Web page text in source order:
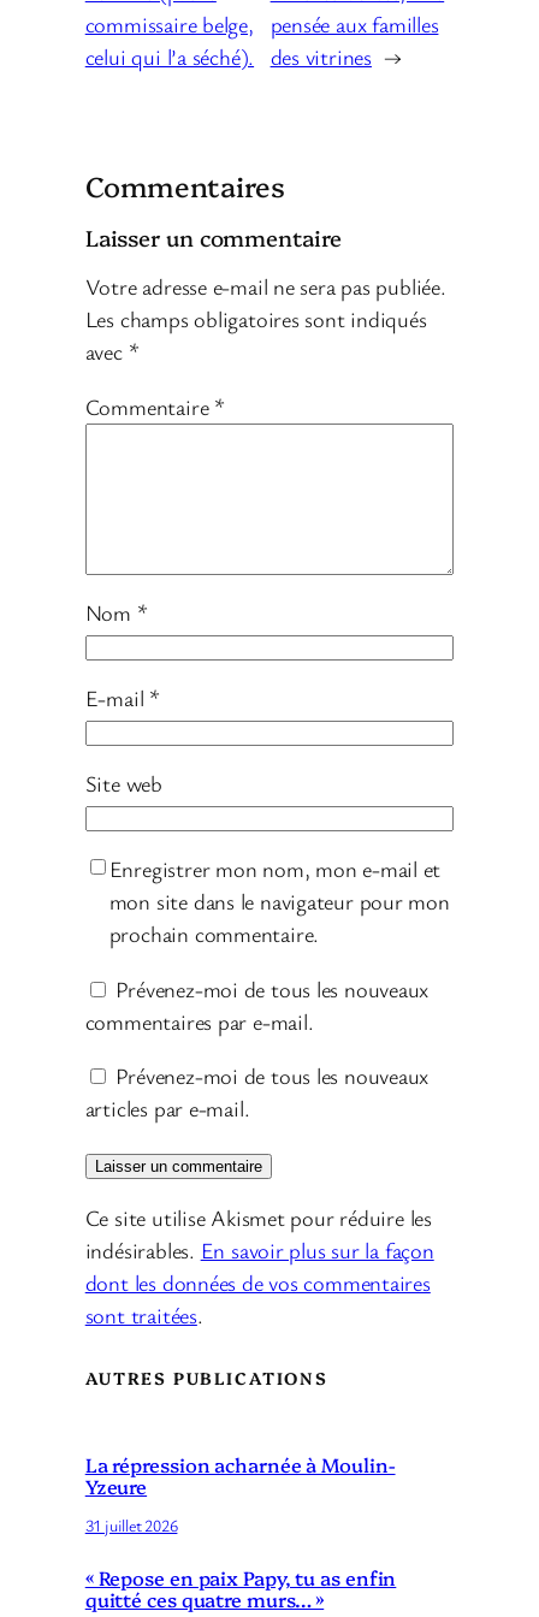
commissaire belge,
celui qui l’a séché).
pensée aux familles
des vitrines →
Commentaires
Laisser un commentaire
Votre adresse e-mail ne sera pas publiée.
Les champs obligatoires sont indiqués
avec *
Commentaire *
Nom *
E-mail *
Site web
Enregistrer mon nom, mon e-mail et
mon site dans le navigateur pour mon
prochain commentaire.
Prévenez-moi de tous les nouveaux
commentaires par e-mail.
Prévenez-moi de tous les nouveaux
articles par e-mail.
Ce site utilise Akismet pour réduire les
indésirables. En savoir plus sur la façon
dont les données de vos commentaires
sont traitées.
AUTRES PUBLICATIONS
La répression acharnée à Moulin-
Yzeure
31 juillet 2026
« Repose en paix Papy, tu as enfin
quitté ces quatre murs… »